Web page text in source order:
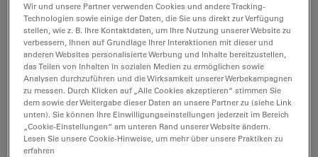
EM ACE200 600 Brochure CN
Jul 27, 2026 PDF, 3 MB
DOWNLOAD
EM Sample Preparation Brochure Product
Portfolio EN
Wir und unsere Partner verwenden Cookies und andere Tracking-
Technologien sowie einige der Daten, die Sie uns direkt zur Verfügung
stellen, wie z. B. Ihre Kontaktdaten, um Ihre Nutzung unserer Website zu
verbessern, Ihnen auf Grundlage Ihrer Interaktionen mit dieser und
anderen Websites personalisierte Werbung und Inhalte bereitzustellen,
das Teilen von Inhalten in sozialen Medien zu ermöglichen sowie
Analysen durchzuführen und die Wirksamkeit unserer Werbekampagnen
zu messen. Durch Klicken auf „Alle Cookies akzeptieren“ stimmen Sie
dem sowie der Weitergabe dieser Daten an unsere Partner zu (siehe Link
unten). Sie können Ihre Einwilligungseinstellungen jederzeit im Bereich
„Cookie-Einstellungen“ am unteren Rand unserer Website ändern.
Lesen Sie unsere Cookie-Hinweise, um mehr über unsere Praktiken zu
erfahren